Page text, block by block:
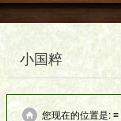
小国粹
您现在的位置是: ≡